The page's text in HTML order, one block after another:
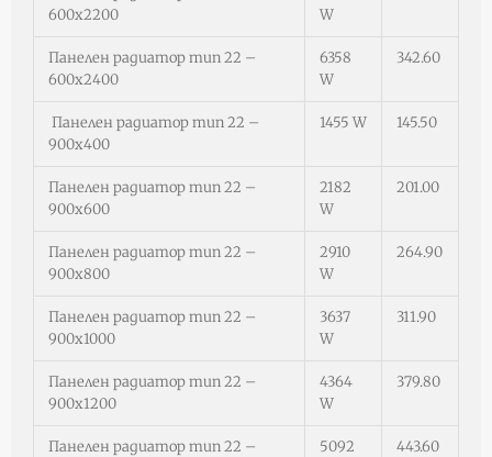
600х2200
W
Панелен радиатор тип 22 –
600х2400
6358
W
342.60
Панелен радиатор тип 22 –
900х400
1455 W 145.50
Панелен радиатор тип 22 –
900х600
2182
W
201.00
Панелен радиатор тип 22 –
900х800
2910
W
264.90
Панелен радиатор тип 22 –
900х1000
3637
W
311.90
Панелен радиатор тип 22 –
900х1200
4364
W
379.80
Панелен радиатор тип 22 –
5092
443.60